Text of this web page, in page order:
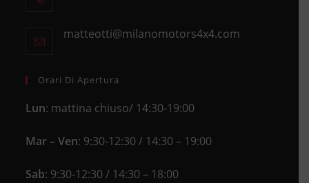
your
matteotti@milanomotors4x4.comOpens
Orari Di Apertura
Lun: mattina chiuso/ 14:30-19:00
Mar – Ven: 9:30-12:30 / 14:30 – 19:00
Sab: 9:30-12:30 / 14:30 – 18:00